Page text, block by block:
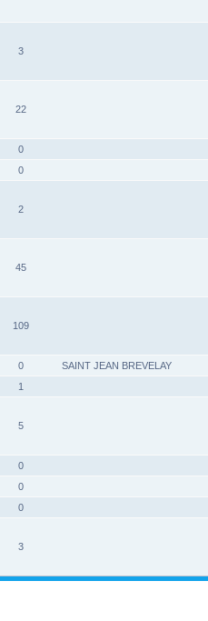
3
22
0
0
2
45
109
0 SAINT JEAN BREVELAY
1
5
0
0
0
3